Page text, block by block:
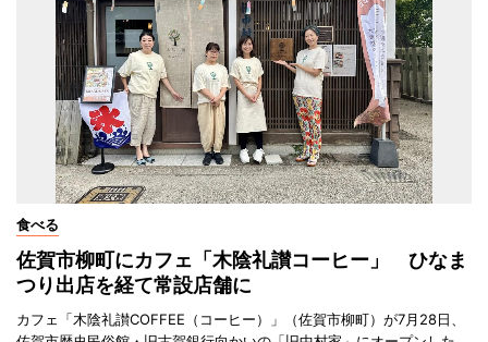
食べる
佐賀市柳町にカフェ「木陰礼讃コーヒー」 ひなま
つり出店を経て常設店舗に
カフェ「木陰礼讃COFFEE（コーヒー）」（佐賀市柳町）が7月28日、